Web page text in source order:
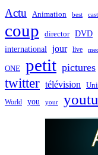
articles
Actu Animation best cast
coup director DVD
international jour live
ONE petit pictures
twitter télévision
World you your